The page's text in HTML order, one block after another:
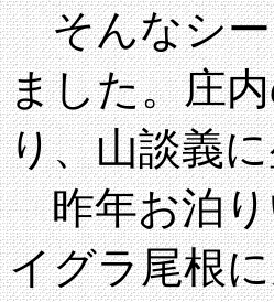
そんなシー
ました。庄
り、山談義
昨年お泊り
イグラ尾根